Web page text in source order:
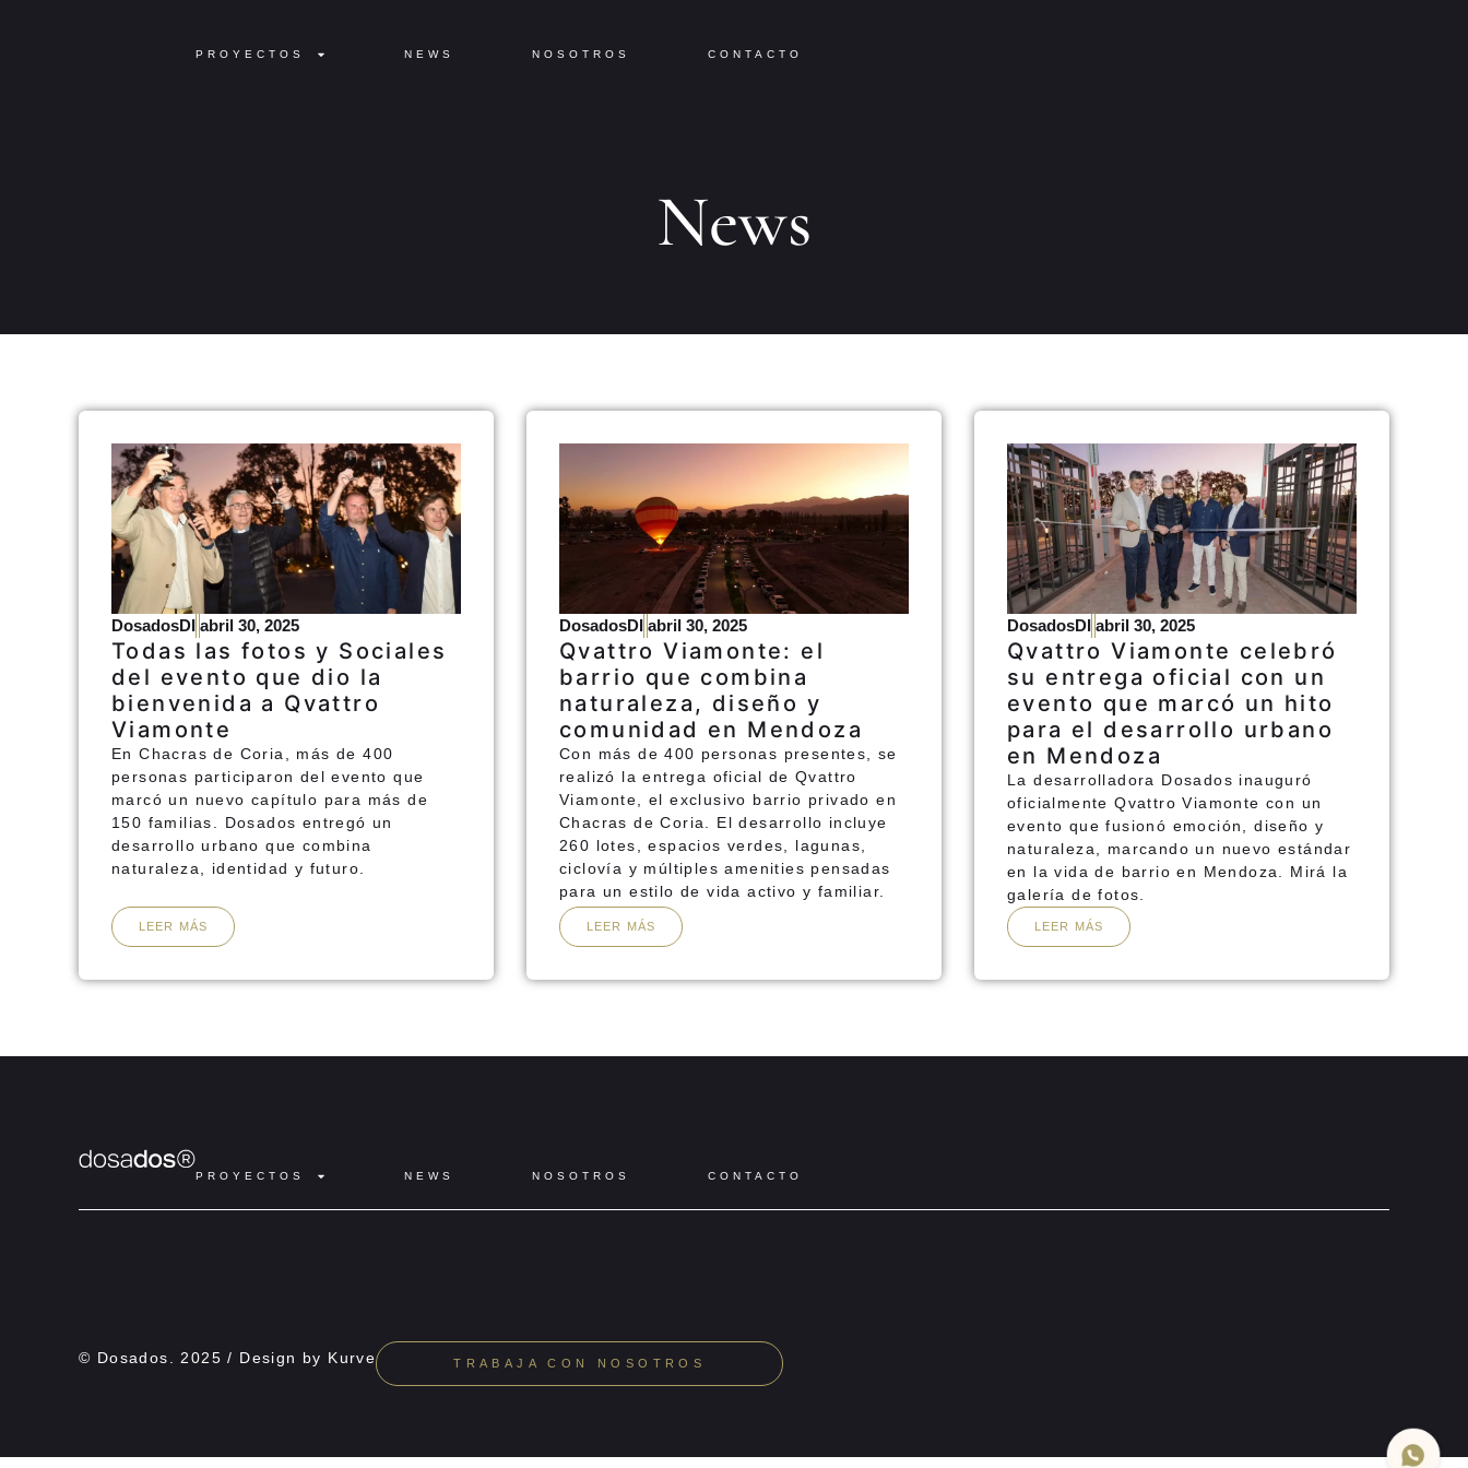
PROYECTOS NEWS NOSOTROS CONTACTO
News
DosadosDI abril 30, 2025
Todas las fotos y Sociales
del evento que dio la
bienvenida a Qvattro
Viamonte
En Chacras de Coria, más de 400
personas participaron del evento que
marcó un nuevo capítulo para más de
150 familias. Dosados entregó un
desarrollo urbano que combina
naturaleza, identidad y futuro.
LEER MÁS
DosadosDI abril 30, 2025
Qvattro Viamonte: el
barrio que combina
naturaleza, diseño y
comunidad en Mendoza
Con más de 400 personas presentes, se
realizó la entrega oficial de Qvattro
Viamonte, el exclusivo barrio privado en
Chacras de Coria. El desarrollo incluye
260 lotes, espacios verdes, lagunas,
ciclovía y múltiples amenities pensadas
para un estilo de vida activo y familiar.
LEER MÁS
DosadosDI abril 30, 2025
Qvattro Viamonte celebró
su entrega oficial con un
evento que marcó un hito
para el desarrollo urbano
en Mendoza
La desarrolladora Dosados inauguró
oficialmente Qvattro Viamonte con un
evento que fusionó emoción, diseño y
naturaleza, marcando un nuevo estándar
en la vida de barrio en Mendoza. Mirá la
galería de fotos.
LEER MÁS
PROYECTOS NEWS NOSOTROS CONTACTO
© Dosados. 2025 / Design by Kurve TRABAJA CON NOSOTROS